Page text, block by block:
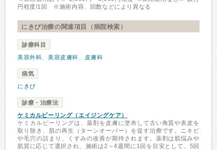
円程度/1回 ※施術内容、回数などにより異なる
にきび治療の関連項目（病院検索）
診療科目
美容外科、美容皮膚科、 皮膚科
病気
にきび
診療・治療法
ケミカルピーリング（エイジングケア）
ケミカルピーリングは、薬剤を皮膚に塗布して古い角質や表皮を
取り除き、肌の再生（ターンオーバー）を促す治療です。ニキビ
や毛穴の詰まり、くすみの改善が期待されます。薬剤は肌悩みや
肌質に応じて選択され、施術は2～4週間に1回を目安として、5回